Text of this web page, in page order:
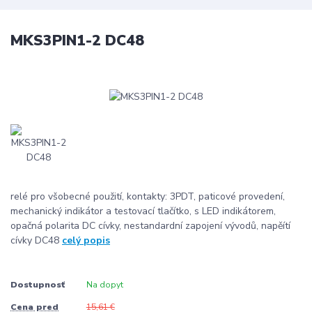
MKS3PIN1-2 DC48
relé pro všobecné použití, kontakty: 3PDT, paticové provedení,
mechanický indikátor a testovací tlačítko, s LED indikátorem,
opačná polarita DC cívky, nestandardní zapojení vývodů, napěítí
cívky DC48 celý popis
Dostupnosť Na dopyt
Cena pred
15,61 €